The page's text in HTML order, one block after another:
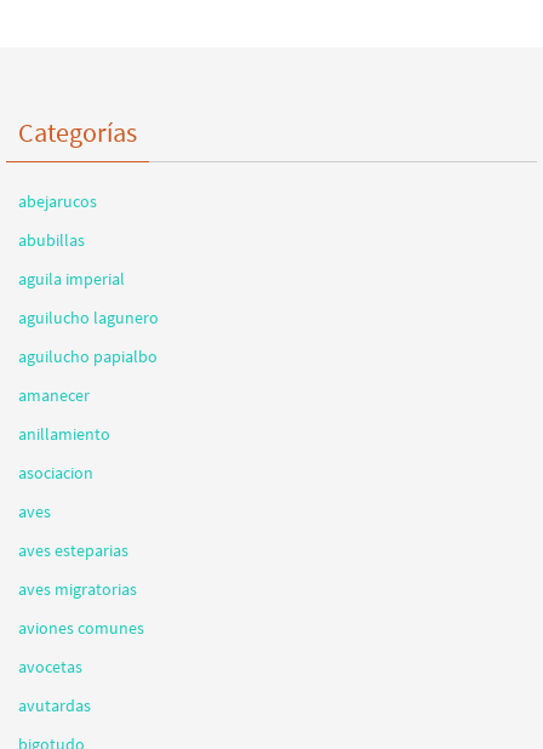
Categorías
abejarucos
abubillas
aguila imperial
aguilucho lagunero
aguilucho papialbo
amanecer
anillamiento
asociacion
aves
aves esteparias
aves migratorias
aviones comunes
avocetas
avutardas
bigotudo